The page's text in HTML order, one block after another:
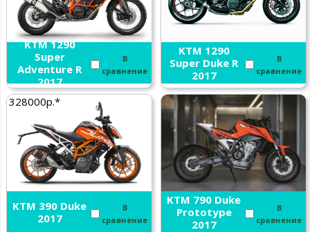
KTM 1290
Super
Adventure R
2017
В
сравнение
KTM 1290
Super Duke R
2017
В
сравнение
328000р.*
KTM 390 Duke
2017
В
сравнение
KTM 790 Duke
Prototype
2017
В
сравнение